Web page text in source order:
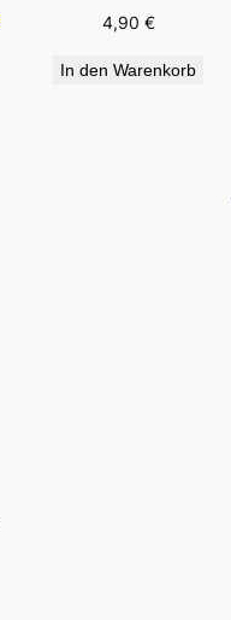
4,90 €
In den Warenkorb